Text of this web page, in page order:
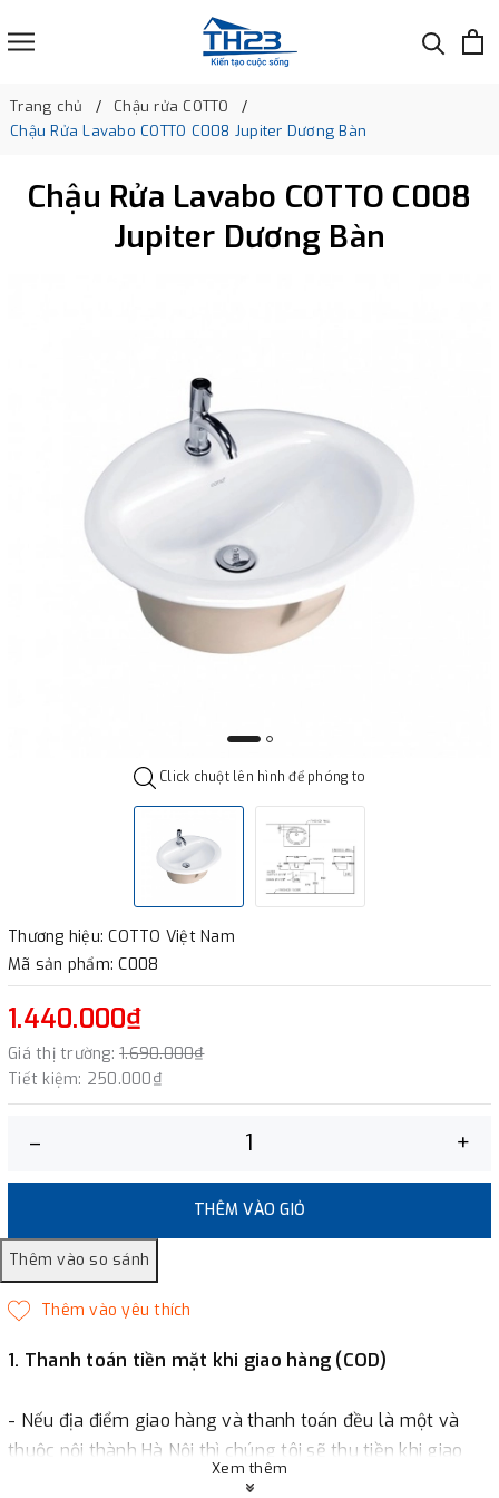
Trang chủ
Chậu rửa COTTO
Chậu Rửa Lavabo COTTO C008 Jupiter Dương Bàn
Chậu Rửa Lavabo COTTO C008
Jupiter Dương Bàn
Click chuột lên hình để phóng to
Thương hiệu: COTTO Việt Nam
Mã sản phẩm: C008
1.440.000₫
Giá thị trường: 1.690.000₫
Tiết kiệm: 250.000₫
– +
THÊM VÀO GIỎ
1. Thanh toán tiền mặt khi giao hàng (COD)
- Nếu địa điểm giao hàng và thanh toán đều là một và
thuộc nội thành Hà Nội thì chúng tôi sẽ thu tiền khi giao
hàng hoặc khách hàng đặt tiền trước một phần giá trị đơn
Xem thêm